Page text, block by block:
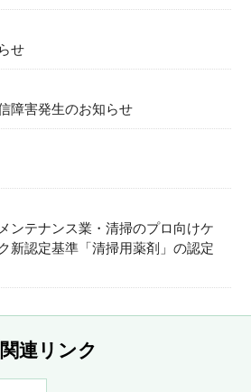
せ
障害発生のお知らせ
ンテナンス業・清掃のプロ向けケ
新認定基準「清掃用薬剤」の認定
関連リンク